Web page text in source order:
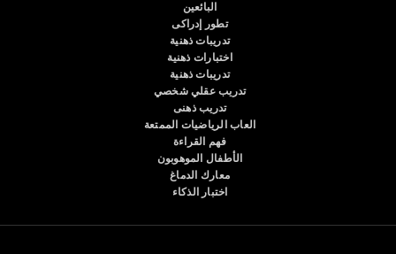
البائعين
تطور إدراكى
تدريبات ذهنية
اختبارات ذهنية
تدريبات ذهنية
تدريب عقلي شخصي
تدريب ذهنى
العاب الرياضيات الممتعة
فهم القراءة
الأطفال الموهوبون
معارك الدماغ
اختبار الذكاء